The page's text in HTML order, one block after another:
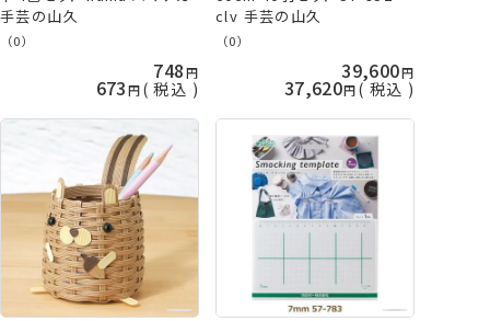
手芸の山久
（0）
748
673 税込
clv 手芸の山久
（0）
39,600
37,620 税込